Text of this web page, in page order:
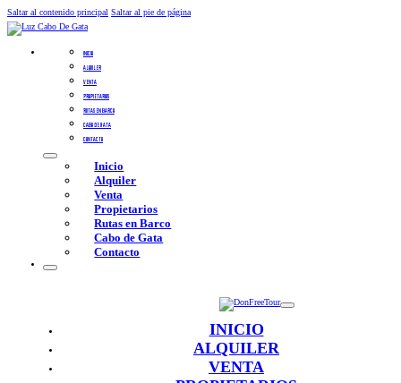
Saltar al contenido principal Saltar al pie de página
INICIO
ALQUILER
VENTA
PROPIETARIOS
RUTAS EN BARCO
CABO DE GATA
CONTACTO
Inicio
Alquiler
Venta
Propietarios
Rutas en Barco
Cabo de Gata
Contacto
INICIO
ALQUILER
VENTA